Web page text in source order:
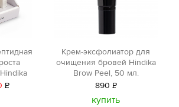
Р
Крем-эксфолиатор для
очищения бровей Hindika
Brow Peel, 50 мл.
890 Р
уб.
купить